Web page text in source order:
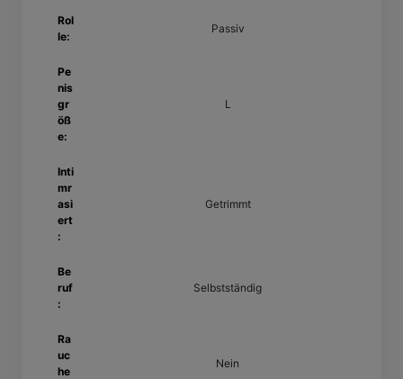
Rol
le:
Passiv
Pe
nis
gr
öß
e:
L
Inti
mr
asi
ert
:
Getrimmt
Be
ruf
:
Selbstständig
Ra
uc
he
Nein